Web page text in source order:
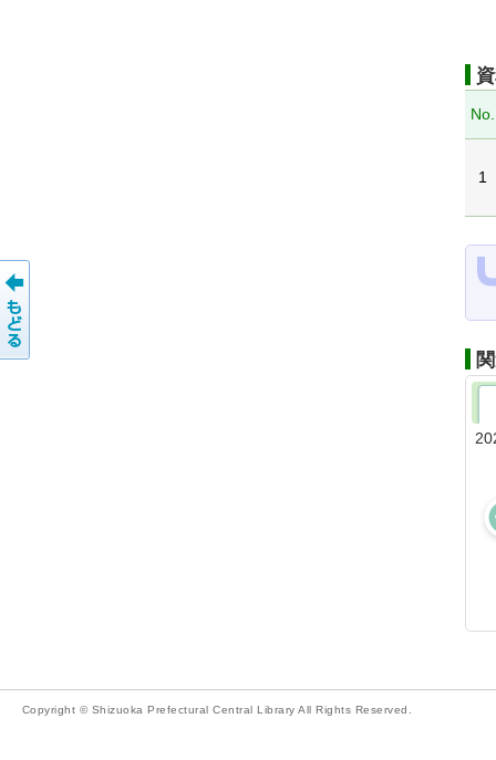
No.
1
Copyright © Shizuoka Prefectural Central Library All Rights Reserved.